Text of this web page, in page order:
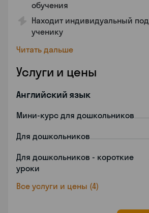
обучения
Находит индивидуальный
ученику
Читать дальше
Услуги и цены
Английский язык
Мини-курс для дошкольников
Для дошкольников
Для дошкольников - короткие
уроки
Все услуги и цены (4)